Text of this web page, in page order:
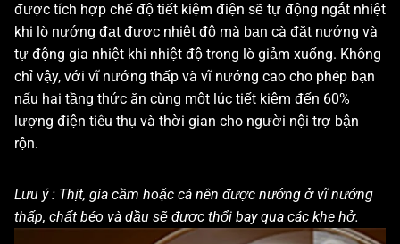
được tích hợp chế độ tiết kiệm điện sẽ tự động ngắt nhiệt
khi lò nướng đạt được nhiệt độ mà bạn cà đặt nướng và
tự động gia nhiệt khi nhiệt độ trong lò giảm xuống. Không
chỉ vậy, với vĩ nướng thấp và vĩ nướng cao cho phép bạn
nấu hai tầng thức ăn cùng một lúc tiết kiệm đến 60%
lượng điện tiêu thụ và thời gian cho người nội trợ bận
rộn.
Lưu ý : Thịt, gia cầm hoặc cá nên được nướng ở vĩ nướng
thấp, chất béo và dầu sẽ được thổi bay qua các khe hở.